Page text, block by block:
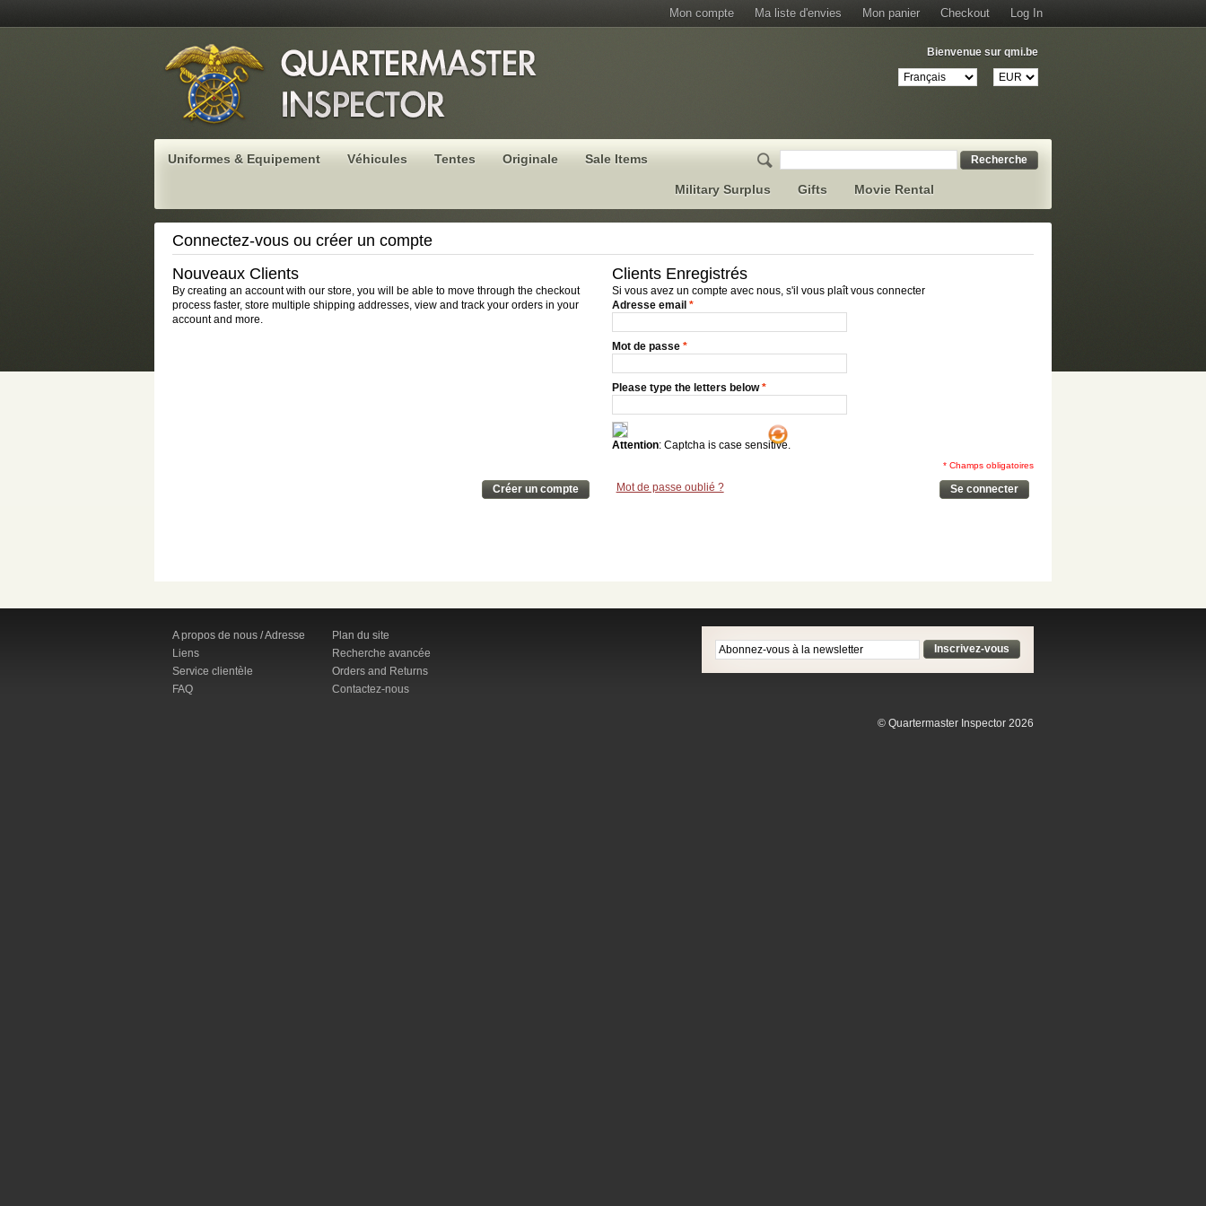
Mon compte Ma liste d'envies Mon panier Checkout Log In
Bienvenue sur qmi.be
Recherche
Uniformes & Equipement Véhicules Tentes Originale Sale Items
Military Surplus Gifts Movie Rental
Connectez-vous ou créer un compte
Nouveaux Clients
By creating an account with our store, you will be able to move through the checkout
process faster, store multiple shipping addresses, view and track your orders in your
account and more.
Clients Enregistrés
Si vous avez un compte avec nous, s'il vous plaît vous connecter
*
Adresse email
*
Mot de passe
*
Please type the letters below
Attention: Captcha is case sensitive.
* Champs obligatoires
Créer un compte Mot de passe oublié ? Se connecter
A propos de nous / Adresse
Liens
Service clientèle
FAQ
Plan du site
Recherche avancée
Orders and Returns
Contactez-nous
Inscrivez-vous
© Quartermaster Inspector 2026